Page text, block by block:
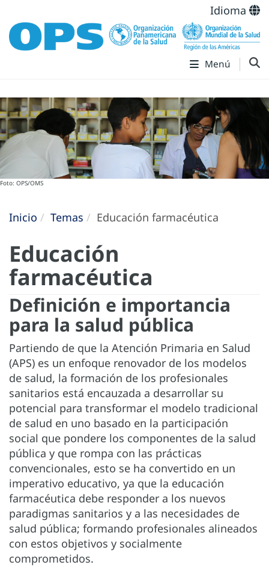
Idioma
Menú
Foto: OPS/OMS
Inicio Temas Educación farmacéutica
Educación
farmacéutica
Definición e importancia
para la salud pública
Partiendo de que la Atención Primaria en Salud
(APS) es un enfoque renovador de los modelos
de salud, la formación de los profesionales
sanitarios está encauzada a desarrollar su
potencial para transformar el modelo tradicional
de salud en uno basado en la participación
social que pondere los componentes de la salud
pública y que rompa con las prácticas
convencionales, esto se ha convertido en un
imperativo educativo, ya que la educación
farmacéutica debe responder a los nuevos
paradigmas sanitarios y a las necesidades de
salud pública; formando profesionales alineados
con estos objetivos y socialmente
comprometidos.